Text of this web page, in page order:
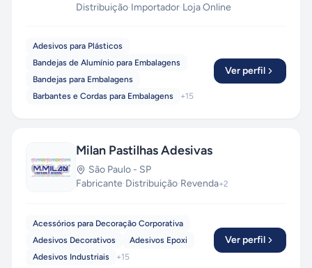
Distribuição·Importador·Loja Online
Adesivos para Plásticos
Bandejas de Alumínio para Embalagens
Bandejas para Embalagens
Barbantes e Cordas para Embalagens
+15
Ver perfil
Milan Pastilhas Adesivas
São Paulo - SP
Fabricante·Distribuição·Revenda+2
Acessórios para Decoração Corporativa
Adesivos Decorativos
Adesivos Epoxi
Adesivos Industriais
+15
Ver perfil